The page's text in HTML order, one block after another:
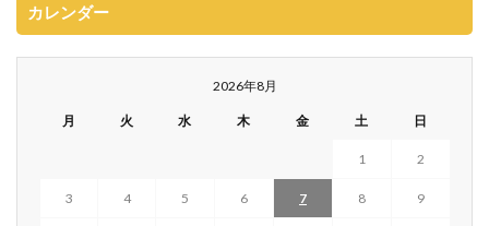
カレンダー
2026年8月
月 火 水 木 金 土 日
1 2
3 4 5 6 7 8 9